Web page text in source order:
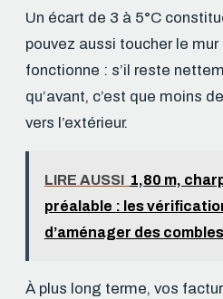
Un écart de 3 à 5°C
pouvez aussi toucher le
fonctionne : s’il reste
qu’avant, c’est que moins
vers l’extérieur.
LIRE AUSSI 1,80 m,
préalable : les
d’aménager des combles
À plus long terme, vos